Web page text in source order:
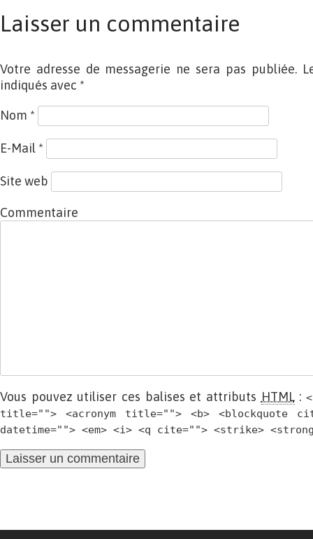
Laisser un commentaire
Votre adresse de messagerie ne sera pas publiée.
indiqués avec *
Nom *
E-Mail *
Site web
Commentaire
Vous pouvez utiliser ces balises et attributs HTML:
title=""> <acronym title=""> <b> <blockquote
datetime=""> <em> <i> <q cite=""> <strike>